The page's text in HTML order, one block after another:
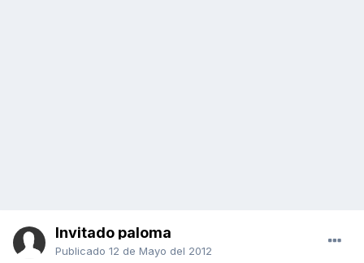
Invitado paloma
Publicado 12 de Mayo del 2012